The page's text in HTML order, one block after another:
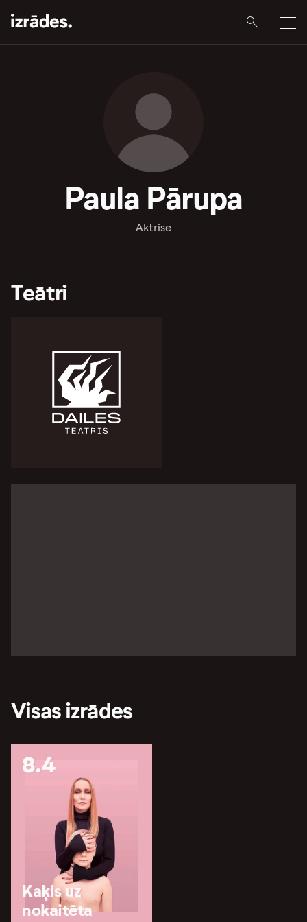
Paula Pārupa
Aktrise
Teātri
Visas izrādes
8.4
Kaķis uz
nokaitēta